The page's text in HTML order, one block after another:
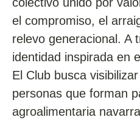
colectivo unido por
el compromiso, el
relevo generacional. A
identidad inspirada en
El Club busca
personas que forman
agroalimentaria